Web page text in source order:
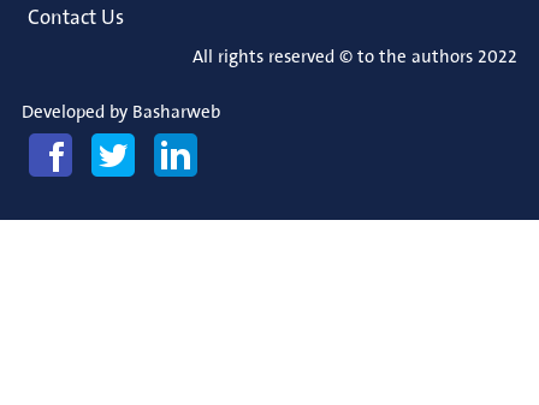
Contact Us
All rights reserved © to the authors 2022
Developed by Basharweb